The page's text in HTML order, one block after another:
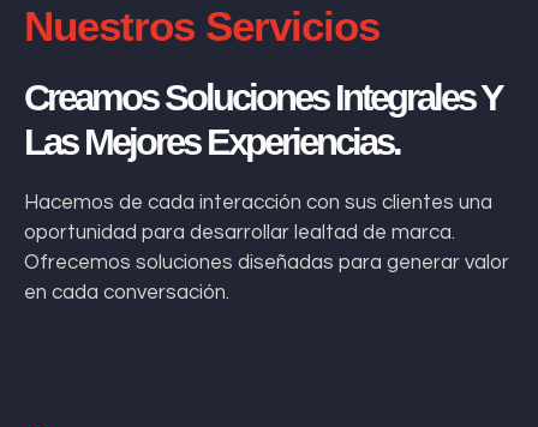
Nuestros Servicios
Creamos Soluciones Integrales Y
Las Mejores Experiencias.
Hacemos de cada interacción con sus clientes una
oportunidad para desarrollar lealtad de marca.
Ofrecemos soluciones diseñadas para generar valor
en cada conversación.